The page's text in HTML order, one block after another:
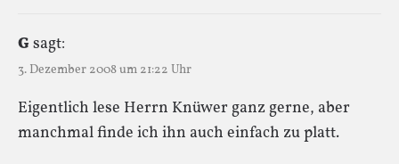
G sagt:
3. Dezember 2008 um 21:22 Uhr
Eigentlich lese Herrn Knüwer ganz gerne, aber
manchmal finde ich ihn auch einfach zu platt.